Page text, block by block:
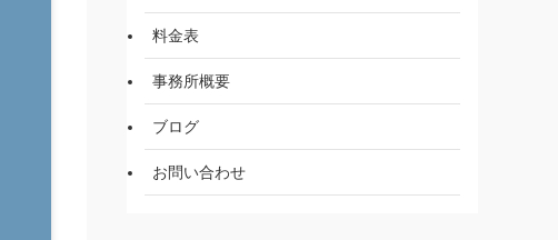
料金表
事務所概要
ブログ
お問い合わせ